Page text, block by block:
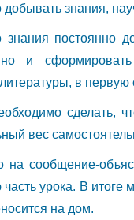
знания,
постоянно
и
в первую
сделать,
вес
на сообщение-
урока. В итоге
на дом.